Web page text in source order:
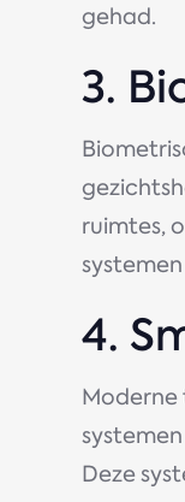
gehad.
3.
ruimtes,
4.
Deze